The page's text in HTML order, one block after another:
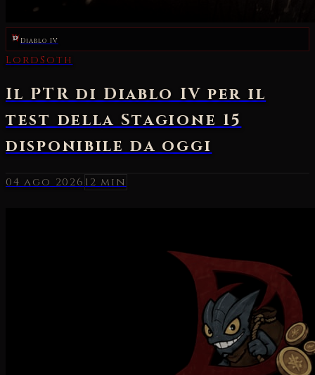
Diablo IV
04 ago 2026 12 min